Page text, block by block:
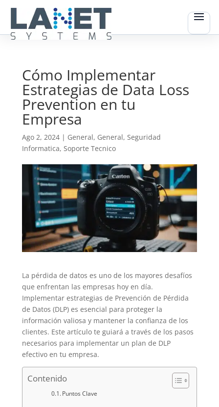
Cómo Implementar
Estrategias de Data Loss
Prevention en tu
Empresa
Ago 2, 2024| General, General, Seguridad
Informatica, Soporte Tecnico
La pérdida de datos es uno de los mayores desafíos
que enfrentan las empresas hoy en día.
Implementar estrategias de Prevención de Pérdida
de Datos (DLP) es esencial para proteger la
información valiosa y mantener la confianza de los
clientes. Este artículo te guiará a través de los pasos
necesarios para implementar un plan de DLP
efectivo en tu empresa.
Contenido
Puntos Clave